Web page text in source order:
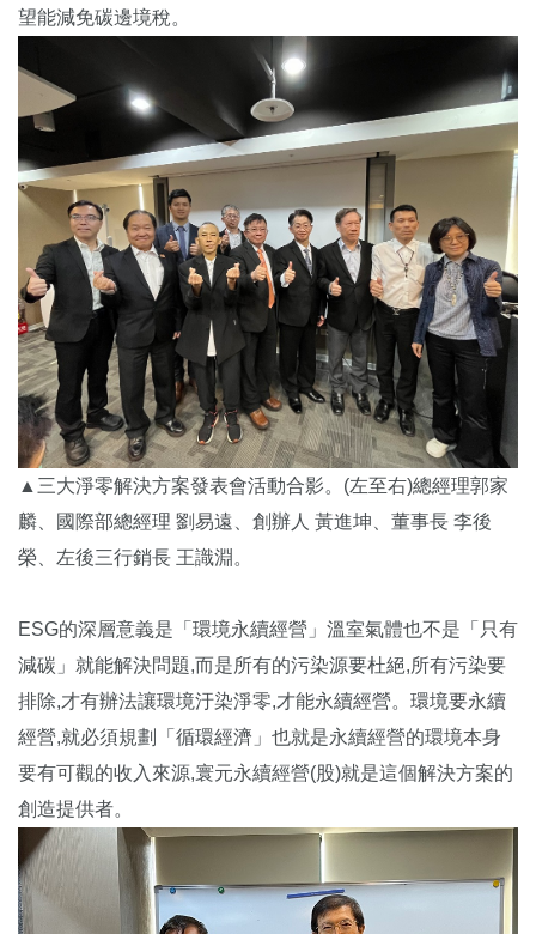
望能減免碳邊境稅。
▲三大淨零解決方案發表會活動合影。(左至右)總經理郭家
麟、國際部總經理 劉易遠、創辦人 黃進坤、董事長 李後
榮、左後三行銷長 王識淵。
ESG的深層意義是「環境永續經營」溫室氣體也不是「只有
減碳」就能解決問題,而是所有的污染源要杜絕,所有污染要
排除,才有辦法讓環境汙染淨零,才能永續經營。環境要永續
經營,就必須規劃「循環經濟」也就是永續經營的環境本身
要有可觀的收入來源,寰元永續經營(股)就是這個解決方案的
創造提供者。